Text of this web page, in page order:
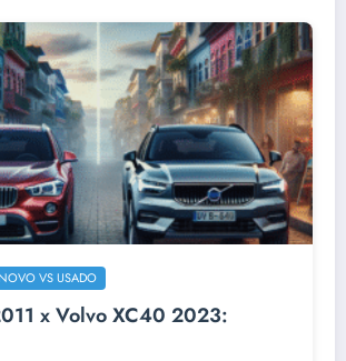
VS USADO
x Volvo XC40 2023: